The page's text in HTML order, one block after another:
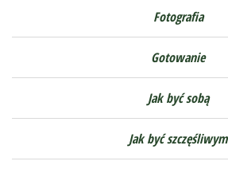
Fotografia
Gotowanie
Jak być sobą
Jak być szczęśliwym